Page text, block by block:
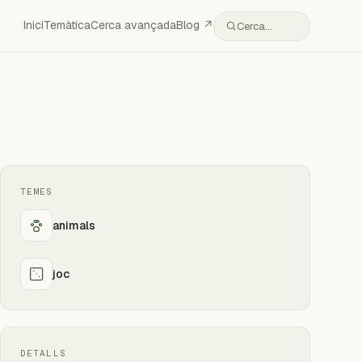
IniciTemàticaCerca avançadaBlog ↗ Cerca…
TEMES
animals
joc
DETALLS